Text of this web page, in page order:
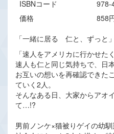
ISBNコード
978-
価格
858
「一緒に居る 仁と、ずっと」
「速人をアメリカに行かせた
速人も仁と同じ気持ちで、日
お互いの想いを再確認できた
ていく2人。
そんなある日、大家からアオ
て…!?
男前ノンケ×猫被りゲイの幼馴